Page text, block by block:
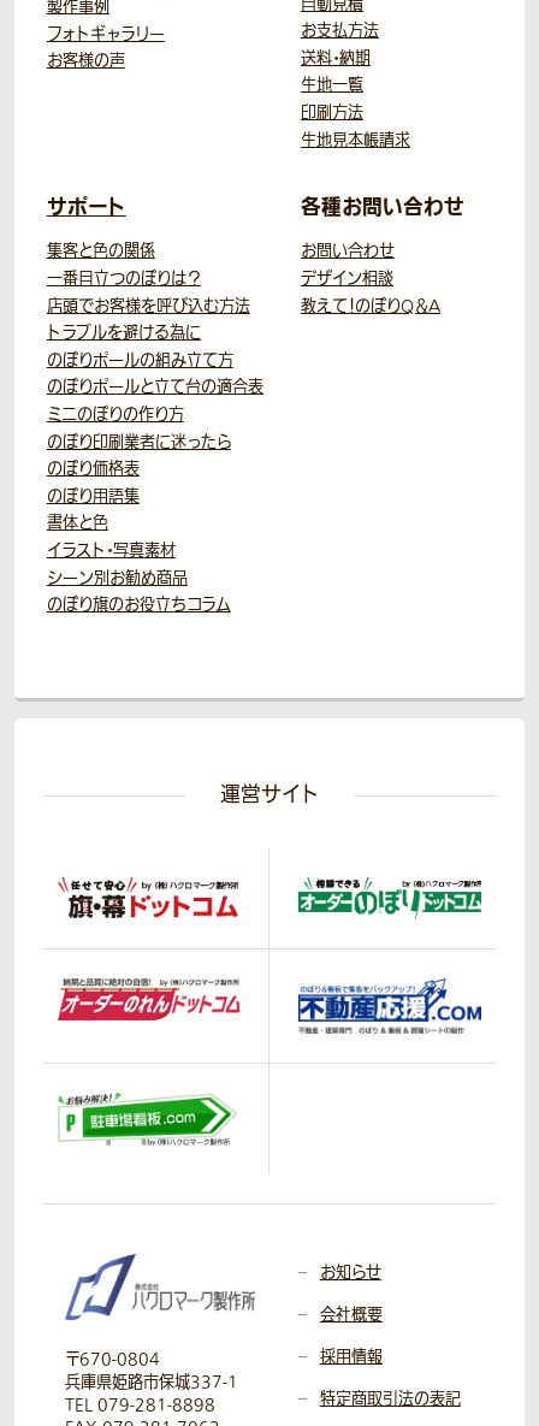
製作事例
フォトギャラリー
お客様の声
お支払方法
送料・納期
生地一覧
印刷方法
生地見本帳請求
サポート
集客と色の関係
一番目立つのぼりは？
店頭でお客様を呼び込む方法
トラブルを避ける為に
のぼりポールの組み立て方
のぼりポールと立て台の適合表
ミニのぼりの作り方
のぼり印刷業者に迷ったら
のぼり価格表
のぼり用語集
書体と色
イラスト・写真素材
シーン別お勧め商品
のぼり旗のお役立ちコラム
各種お問い合わせ
お問い合わせ
デザイン相談
教えて！のぼりQ＆A
運営サイト
〒670-0804
兵庫県姫路市保城337-1
TEL 079-281-8898
お知らせ
会社概要
採用情報
特定商取引法の表記